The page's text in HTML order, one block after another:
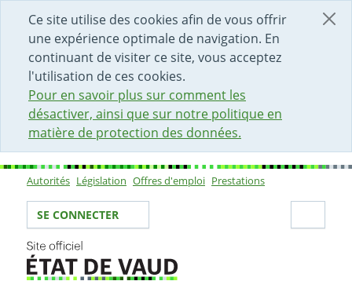
Ce site utilise des cookies afin de vous offrir
une expérience optimale de navigation. En
continuant de visiter ce site, vous acceptez
l'utilisation de ces cookies.
Pour en savoir plus sur comment les
désactiver, ainsi que sur notre politique en
matière de protection des données.
DÉBUT DU CONTENU DE LA PAGE
ACCÈS AU CHAMP DE RECHERCHE
PAGE D'ACCUEIL
FORMULAIRE DE CONTACT
Sous-navigation
Autorités Législation Offres d'emploi Prestations
Votre identité
SE CONNECTER